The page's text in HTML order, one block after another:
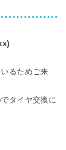
るためご来
タイヤ交換に